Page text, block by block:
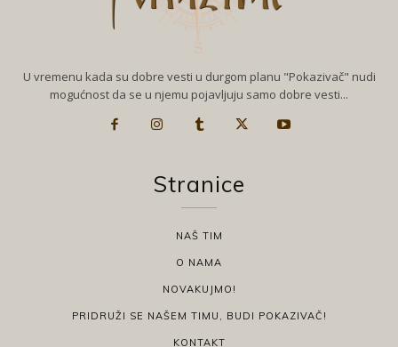
U vremenu kada su dobre vesti u durgom planu "Pokazivač" nudi
mogućnost da se u njemu pojavljuju samo dobre vesti...
Stranice
NAŠ TIM
O NAMA
NOVAKUJMO!
PRIDRUŽI SE NAŠEM TIMU, BUDI POKAZIVAČ!
KONTAKT